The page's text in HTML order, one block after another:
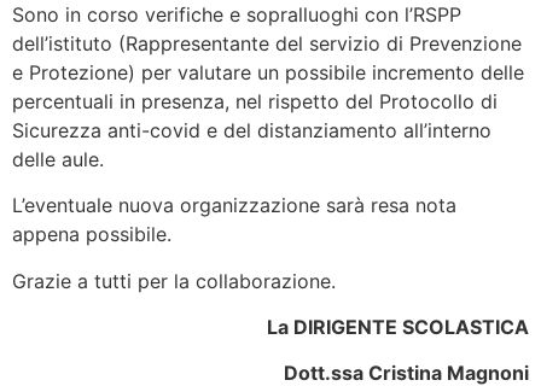
Sono in corso verifiche e sopralluoghi con l’RSPP
dell’istituto (Rappresentante del servizio di Prevenzione
e Protezione) per valutare un possibile incremento delle
percentuali in presenza, nel rispetto del Protocollo di
Sicurezza anti-covid e del distanziamento all’interno
delle aule.
L’eventuale nuova organizzazione sarà resa nota
appena possibile.
Grazie a tutti per la collaborazione.
La DIRIGENTE SCOLASTICA
Dott.ssa Cristina Magnoni